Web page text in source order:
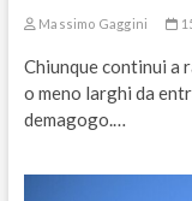
Massimo Gaggini
Chiunque continui a
o meno larghi da
demagogo.…